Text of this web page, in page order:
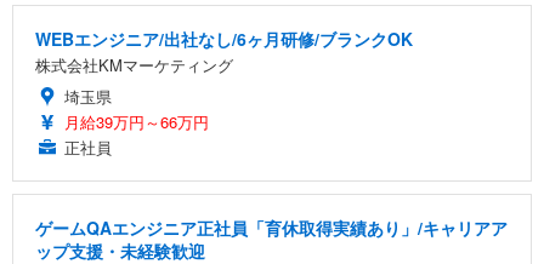
WEBエンジニア/出社なし/6ヶ月研修/ブランクOK
株式会社KMマーケティング
埼玉県
月給39万円～66万円
正社員
ゲームQAエンジニア正社員「育休取得実績あり」/キャリアア
ップ支援・未経験歓迎